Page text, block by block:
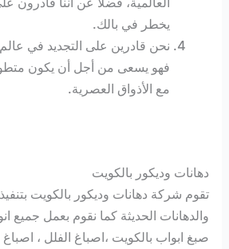
يخطر في بالك.
نحن قادرين على التجديد في عالم
فهو يسعى من أجل أن يكون
مع الأذواق العصرية.
دهانات وديكور بالكويت
تقوم شركة دهانات وديكور بالكويت
والدهانات الحديثة كما نقوم بعمل جميع
صبغ ابواب بالكويت ،اصباغ الفلل ، اصباغ